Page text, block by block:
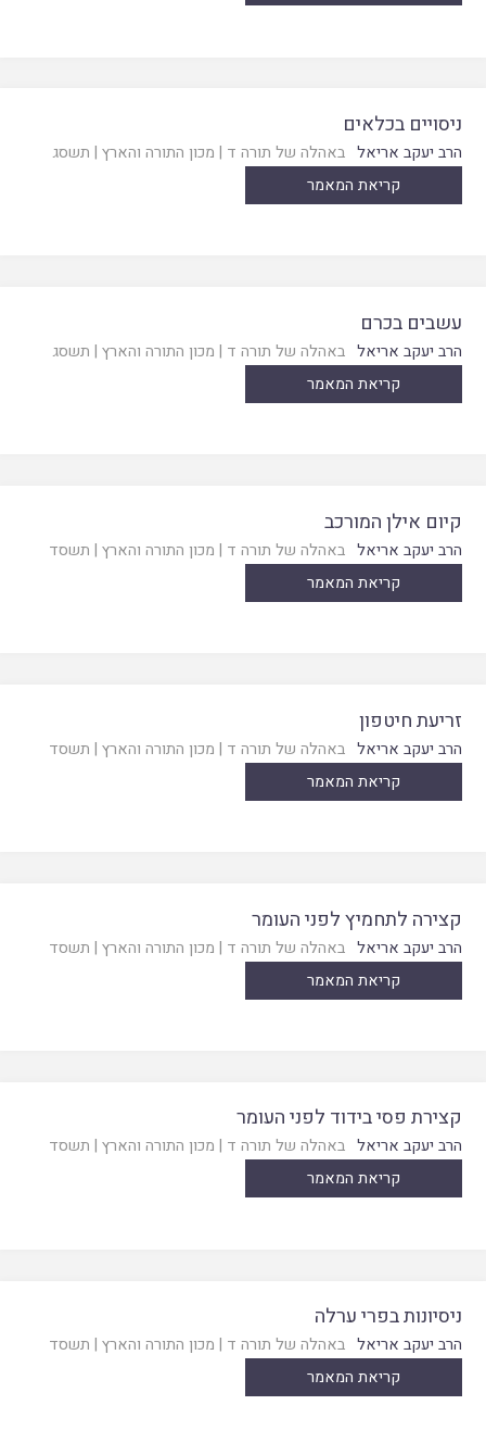
ניסויים בכלאים
הרב יעקב אריאל באהלה של תורה ד | מכון התורה והארץ | תשסג
קריאת המאמר
עשבים בכרם
הרב יעקב אריאל באהלה של תורה ד | מכון התורה והארץ | תשסג
קריאת המאמר
קיום אילן המורכב
הרב יעקב אריאל באהלה של תורה ד | מכון התורה והארץ | תשסד
קריאת המאמר
זריעת חיטפון
הרב יעקב אריאל באהלה של תורה ד | מכון התורה והארץ | תשסד
קריאת המאמר
קצירה לתחמיץ לפני העומר
הרב יעקב אריאל באהלה של תורה ד | מכון התורה והארץ | תשסד
קריאת המאמר
קצירת פסי בידוד לפני העומר
הרב יעקב אריאל באהלה של תורה ד | מכון התורה והארץ | תשסד
קריאת המאמר
ניסיונות בפרי ערלה
הרב יעקב אריאל באהלה של תורה ד | מכון התורה והארץ | תשסד
קריאת המאמר